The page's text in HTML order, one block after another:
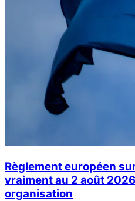
Règlement européen
vraiment au 2 août
organisation